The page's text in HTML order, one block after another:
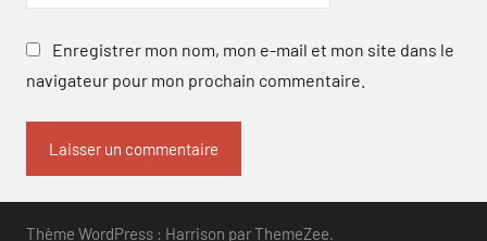
Enregistrer mon nom, mon e-mail et mon site dans le
navigateur pour mon prochain commentaire.
Thème WordPress : Harrison par ThemeZee.